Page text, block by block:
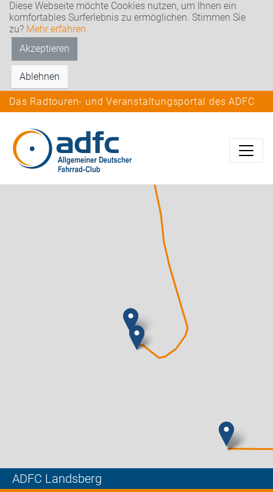
Diese Webseite möchte Cookies nutzen, um Ihnen ein
komfortables Surferlebnis zu ermöglichen. Stimmen Sie
zu? Mehr erfahren
Akzeptieren
Ablehnen
Das Radtouren- und Veranstaltungsportal des ADFC
ADFC Landsberg